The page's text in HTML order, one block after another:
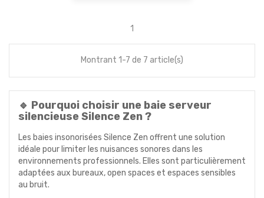
1
Montrant 1-7 de 7 article(s)
🔹 Pourquoi choisir une baie serveur
silencieuse Silence Zen ?
Les baies insonorisées Silence Zen offrent une solution
idéale pour limiter les nuisances sonores dans les
environnements professionnels. Elles sont particulièrement
adaptées aux bureaux, open spaces et espaces sensibles
au bruit.